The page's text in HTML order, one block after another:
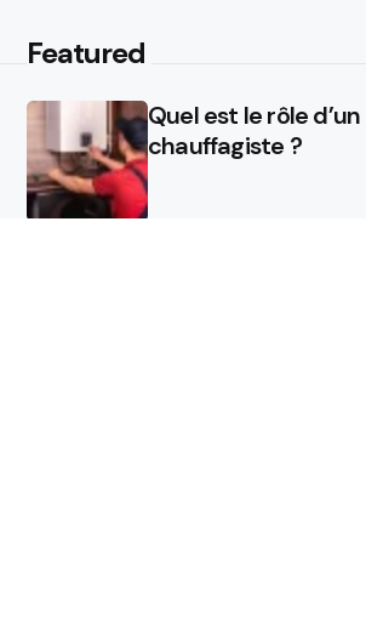
Featured
Quel est le rôle d’un
chauffagiste ?